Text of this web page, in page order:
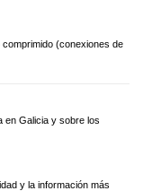
(conexiones de
en Galicia y sobre los
y la información más